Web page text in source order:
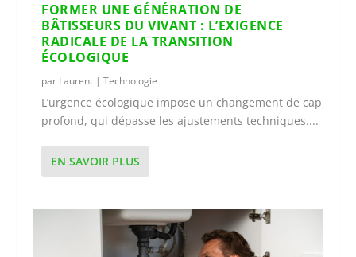
FORMER UNE GÉNÉRATION DE
BÂTISSEURS DU VIVANT : L’EXIGENCE
RADICALE DE LA TRANSITION
ÉCOLOGIQUE
par Laurent |Technologie
L’urgence écologique impose un changement de cap
profond, qui dépasse les ajustements techniques....
EN SAVOIR PLUS